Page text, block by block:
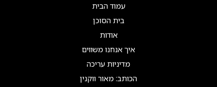
עמוד הבית
בית הסוכן
אודות
איך אנחנו משווים
מדיניות עריכה
הכותב: מאור ווקנין